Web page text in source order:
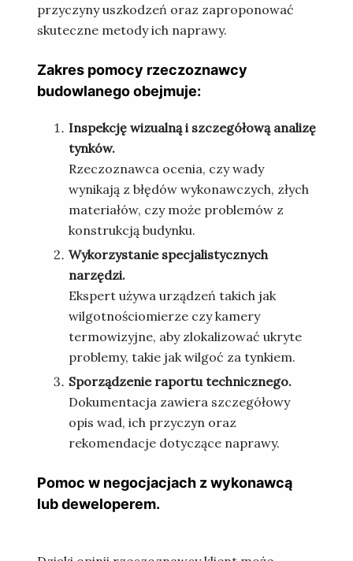
przyczyny uszkodzeń oraz zaproponować
skuteczne metody ich naprawy.
Zakres pomocy rzeczoznawcy
budowlanego obejmuje:
Inspekcję wizualną i szczegółową analizę
tynków.
Rzeczoznawca ocenia, czy wady
wynikają z błędów wykonawczych, złych
materiałów, czy może problemów z
konstrukcją budynku.
Wykorzystanie specjalistycznych
narzędzi.
Ekspert używa urządzeń takich jak
wilgotnościomierze czy kamery
termowizyjne, aby zlokalizować ukryte
problemy, takie jak wilgoć za tynkiem.
Sporządzenie raportu technicznego.
Dokumentacja zawiera szczegółowy
opis wad, ich przyczyn oraz
rekomendacje dotyczące naprawy.
Pomoc w negocjacjach z wykonawcą
lub deweloperem.